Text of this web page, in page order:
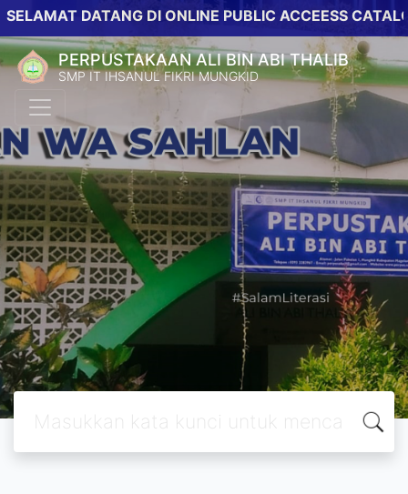
DATANG DI ONLINE PUBLIC ACCEESS CATALOG
PERPUSTAKAAN ALI BIN ABI THALIB
SMP IT IHSANUL FIKRI MUNGKID